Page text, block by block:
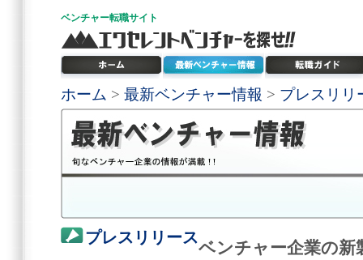
ベンチャー転職サイト
ホーム > 最新ベンチャー情報 > プレスリリ
プレスリリース
ベンチャー企業の新